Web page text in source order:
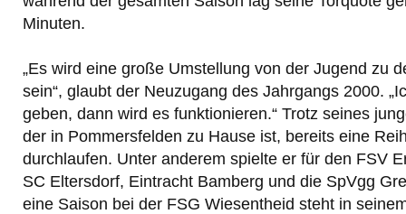
Minuten.
„Es wird eine große Umstellung von der Jugend zu
sein“, glaubt der Neuzugang des Jahrgangs 2000.
geben, dann wird es funktionieren.“ Trotz seines
der in Pommersfelden zu Hause ist, bereits eine
durchlaufen. Unter anderem spielte er für den FSV
SC Eltersdorf, Eintracht Bamberg und die SpVgg
eine Saison bei der FSG Wiesentheid steht in